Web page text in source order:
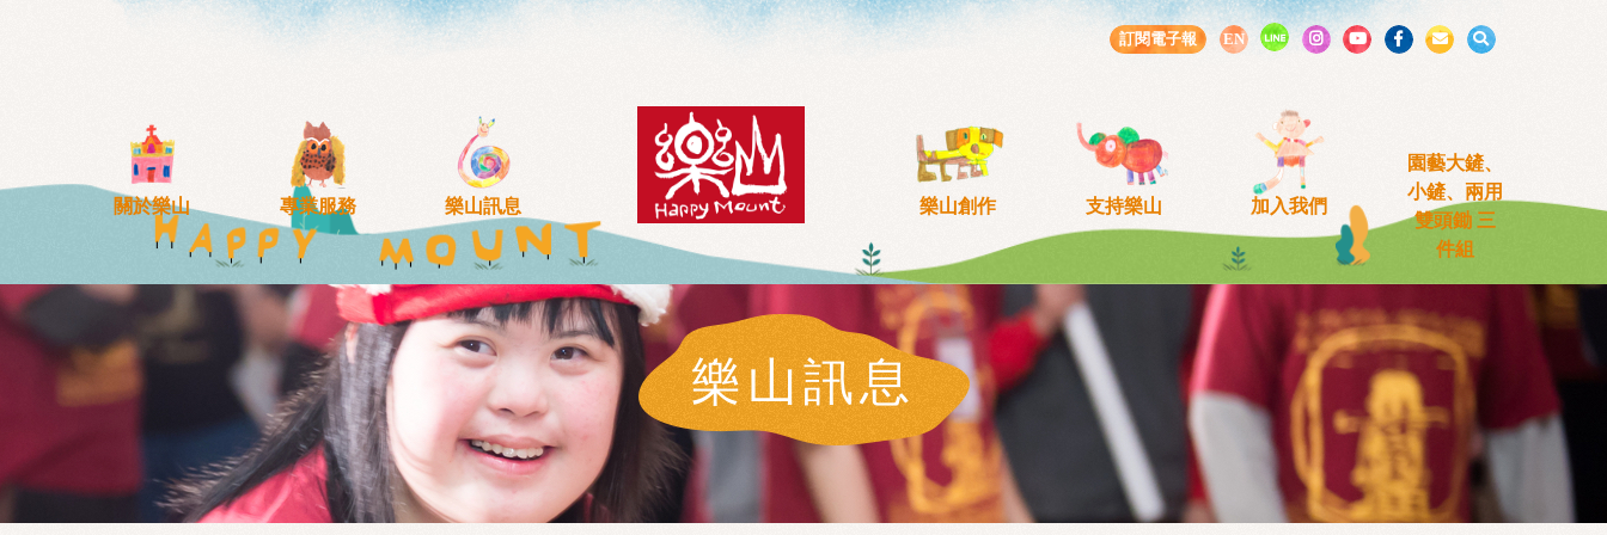
訂閱電子報 EN LINE
關於樂山 專業服務 樂山訊息 樂山創作 支持樂山 加入我們
園藝大鏟、
小鏟、兩用
雙頭鋤 三
件組
樂山訊息